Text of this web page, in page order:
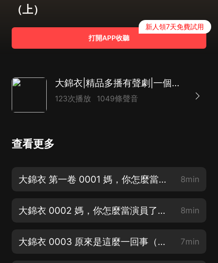
（上）
打開APP收聽
新人領7天免費試用
大錦衣|精品多播有聲劇|一個穿越小屌絲的明朝成長經歷
123次播放 1049條聲音
查看更多
大錦衣 第一卷 0001 媽，你怎麼當演員了（上） 8min
大錦衣 0002 媽，你怎麼當演員了（下） 8min
大錦衣 0003 原來是這麼一回事（上） 7min